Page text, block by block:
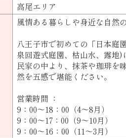
高尾エリア
風情ある暮らしや身近な自然
八王子市で初めての「日本庭
泉回遊式庭園、枯山水、露地
民家の中より、抹茶や珈琲を
然を五感で堪能ください。
営業時間 ：
9：00～18：00（4～8月）
9：00～17：00（9～10月）
9：00～16：00（11～3月）